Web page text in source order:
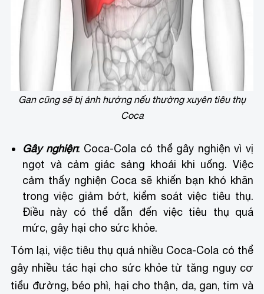
Gan cũng sẽ bị ảnh hưởng nếu thường xuyên tiêu thụ
Coca
Gây nghiện: Coca-Cola có thể gây nghiện vì vị
ngọt và cảm giác sảng khoái khi uống. Việc
cảm thấy nghiện Coca sẽ khiến bạn khó khăn
trong việc giảm bớt, kiểm soát việc tiêu thụ.
Điều này có thể dẫn đến việc tiêu thụ quá
mức, gây hại cho sức khỏe.
Tóm lại, việc tiêu thụ quá nhiều Coca-Cola có thể
gây nhiều tác hại cho sức khỏe từ tăng nguy cơ
tiểu đường, béo phì, hại cho thận, da, gan, tim và